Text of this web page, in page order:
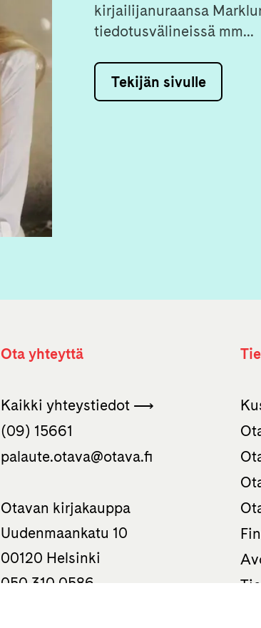
kirjailijanuraansa
tiedotusvälineissä mm...
Tekijän sivulle
Ota yhteyttä
Kaikki yhteystiedot ⟶
(09) 15661
palaute.otava­@otava.fi
Otavan kirjakauppa
Uudenmaankatu 10
00120 Helsinki
050 310 0586